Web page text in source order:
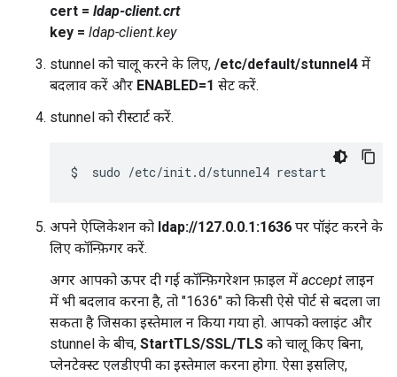
cert = ldap-client.crt
key = ldap-client.key
stunnel को चालू करने के लिए, /etc/default/stunnel4 में
बदलाव करें और ENABLED=1 सेट करें.
stunnel को रीस्टार्ट करें.
$ sudo /etc/init.d/stunnel4
अपने ऐप्लिकेशन को ldap://127.0.0.1:1636 पर पॉइंट करने के
लिए कॉन्फ़िगर करें.
अगर आपको ऊपर दी गई कॉन्फ़िगरेशन फ़ाइल में accept लाइन
में भी बदलाव करना है, तो "1636" को किसी ऐसे पोर्ट से बदला जा
सकता है जिसका इस्तेमाल न किया गया हो. आपको क्लाइंट और
stunnel के बीच, StartTLS/SSL/TLS को चालू किए बिना,
प्लेनटेक्स्ट एलडीएपी का इस्तेमाल करना होगा. ऐसा इसलिए,